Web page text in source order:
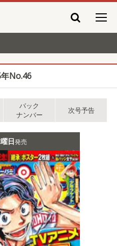
No.46
バック
ナンバー
次号予告
日発売